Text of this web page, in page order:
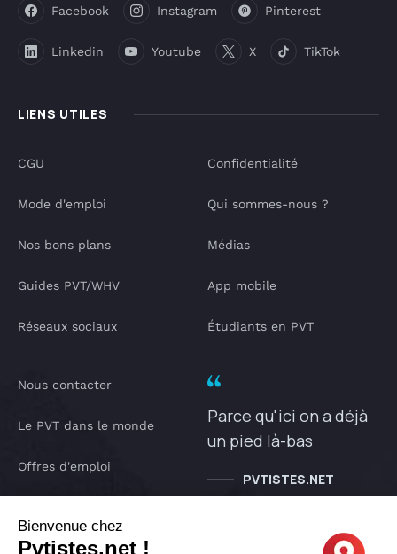
LIENS UTILES
Facebook Instagram Pinterest
Linkedin Youtube X TikTok
CGU
Mode d'emploi
Nos bons plans
Guides PVT/WHV
Réseaux sociaux
Confidentialité
Qui sommes-nous ?
Médias
App mobile
Étudiants en PVT
Nous contacter
Le PVT dans le monde
Offres d'emploi
IA pvtistes
Parce qu'ici on a déjà
un pied là-bas
PVTISTES.NET
Bienvenue chez
Pvtistes.net !